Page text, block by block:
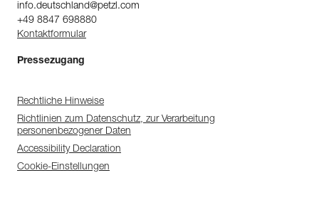
info.deutschland@petzl.com
+49 8847 698880
Kontaktformular
Pressezugang
Rechtliche Hinweise
Richtlinien zum Datenschutz, zur Verarbeitung
personenbezogener Daten
Accessibility Declaration
Cookie-Einstellungen